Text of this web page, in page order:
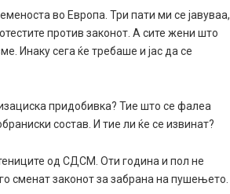
во Европа. Три пати ми се јавуваа,
против законот. А сите жени што
Инаку сега ќе требаше и јас да се
придобивка? Тие што се фалеа
состав. И тие ли ќе се извинат?
од СДСМ. Оти година и пол не
сменат законот за забрана на пушењето.